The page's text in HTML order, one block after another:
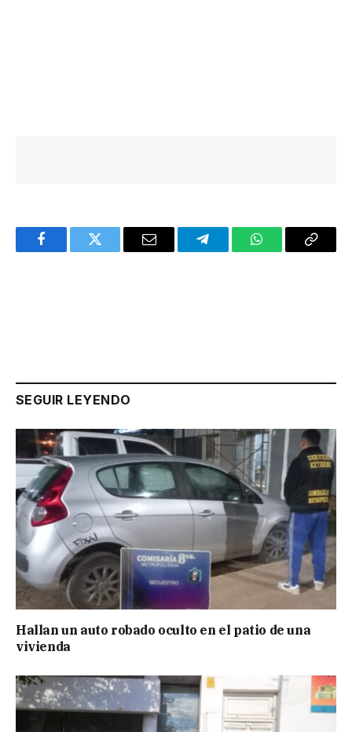
FacebookTwitter Email TelegramWhatsAppCopy
SEGUIR LEYENDO
Hallan un auto robado oculto en el patio de una
vivienda